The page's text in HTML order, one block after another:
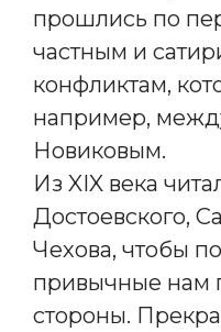
прошлись по
частным и
конфликтам,
например,
Новиковым.
Из XIX века
Достоевского,
Чехова, чтобы
привычные нам
стороны.